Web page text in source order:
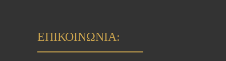
ΕΠΙΚΟΙΝΩΝΙΑ: